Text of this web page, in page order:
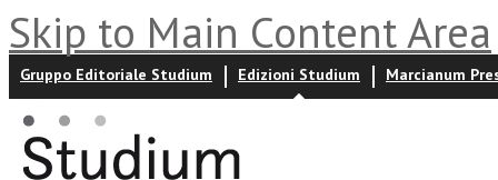
Skip to Main Content Area
Gruppo Editoriale Studium Edizioni Studium Marcianum